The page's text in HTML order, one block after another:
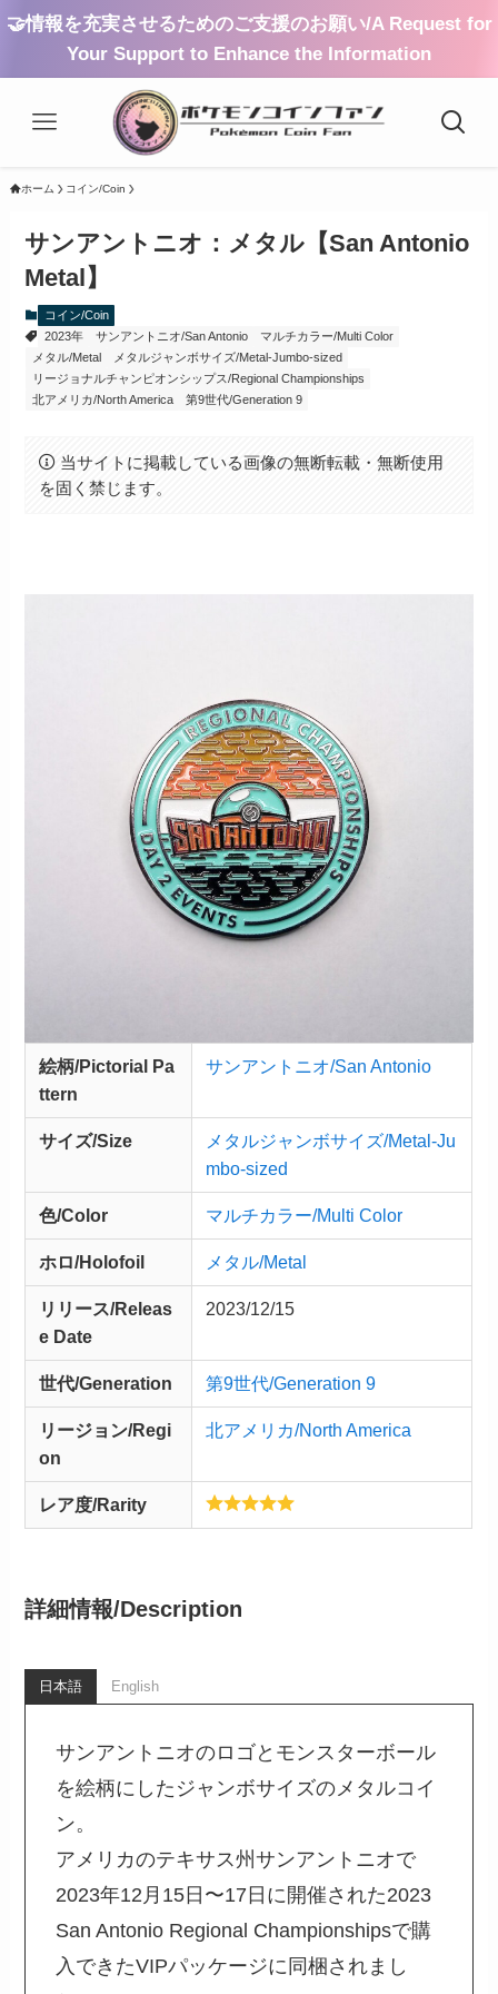
🤝情報を充実させるためのご支援のお願い/A Request for
Your Support to Enhance the Information
ホーム コイン/Coin
サンアントニオ：メタル【San Antonio
Metal】
コイン/Coin
2023年
サンアントニオ/San Antonio
マルチカラー/Multi Color
メタル/Metal
メタルジャンボサイズ/Metal-Jumbo-sized
リージョナルチャンピオンシップス/Regional Championships
北アメリカ/North America
第9世代/Generation 9
当サイトに掲載している画像の無断転載・無断使用
を固く禁じます。
絵柄/Pictorial Pa
ttern
サンアントニオ/San Antonio
サイズ/Size
メタルジャンボサイズ/Metal-Ju
mbo-sized
色/Color マルチカラー/Multi Color
ホロ/Holofoil メタル/Metal
リリース/Releas
e Date
2023/12/15
世代/Generation 第9世代/Generation 9
リージョン/Regi
on
北アメリカ/North America
レア度/Rarity
詳細情報/Description
日本語 English
サンアントニオのロゴとモンスターボール
を絵柄にしたジャンボサイズのメタルコイ
ン。
アメリカのテキサス州サンアントニオで
2023年12月15日〜17日に開催された2023
San Antonio Regional Championshipsで購
入できたVIPパッケージに同梱されまし